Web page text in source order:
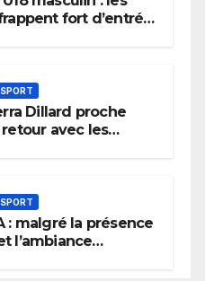
fort d’entrée
SPORT
Dillard proche
retour avec les
SPORT
: malgré la présence
l’ambiance